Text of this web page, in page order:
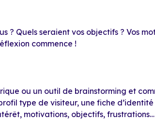
? Quels seraient vos objectifs ? Vos
commence !
ou un outil de brainstorming et
type de visiteur, une fiche
motivations, objectifs,